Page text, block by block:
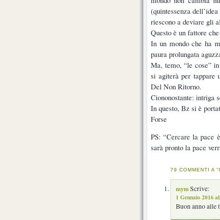
(quintessenza
riescono a deviare gli
Questo è un fattore
In un mondo che ha
paura prolungata
Ma, temo, “le cose”
si agiterà per
Del Non Ritorno.
Ciononostante: intriga
In questo, Bz si è
Forse
PS: “Cercare la pace
sarà pronto la pace
79 COMMENTI A
mymScrive:
1 Gennaio 2016
Buon anno alle